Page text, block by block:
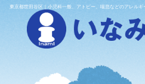
Skip東京都世田谷区｜小児科一般、アトピー、喘息などのアレル